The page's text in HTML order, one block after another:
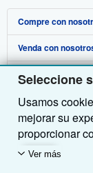
Seleccione
Usamos
mejorar su
proporcionar
utilizamos
Ver más
Compre con
Búsqueda
Colecciones
Mi cuenta
Mis pedidos
Ver carrito
Venda con
Comenzar a vender
Únase a nuestro
Recomiende un
Sobre nosotros
Sobre IberLibro
Medios
Empleo
Obtener Ayuda
Preguntas
Atención al Cliente
Otras compañías
AbeBooks.com
Siga a IberLibro